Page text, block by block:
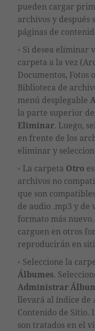
pueden cargar
archivos y después
páginas de
Si desea eliminar
carpeta a la vez
Documentos, Fotos
Biblioteca de
menú desplegable
la parte superior
Eliminar. Luego,
en frente de los
eliminar y
La carpeta Otro
archivos no
que son
de audio .mp3 y de
formato más
carguen en otros
reproducirán en
Seleccione la
Álbumes.
Administrar
llevará al índice de
Contenido de Sitio.
son tratados en el